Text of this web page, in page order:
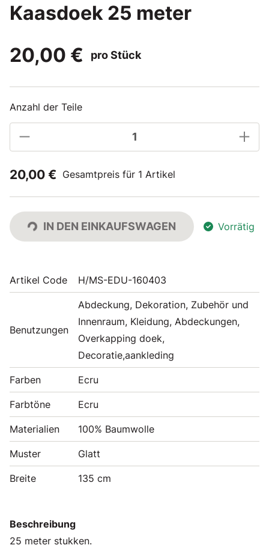
Kaasdoek 25 meter
20,00 €
pro Stück
Anzahl der Teile
20,00 € Gesamtpreis für 1 Artikel
IN DEN EINKAUFSWAGEN Vorrätig
Artikel Code H/MS-EDU-160403
Benutzungen
Abdeckung, Dekoration, Zubehör und
Innenraum, Kleidung, Abdeckungen,
Overkapping doek,
Decoratie,aankleding
Farben Ecru
Farbtöne Ecru
Materialien 100% Baumwolle
Muster Glatt
Breite 135 cm
Beschreibung
25 meter stukken.